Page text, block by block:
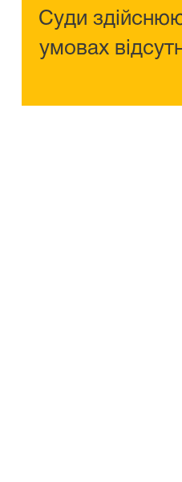
Суди
умовах